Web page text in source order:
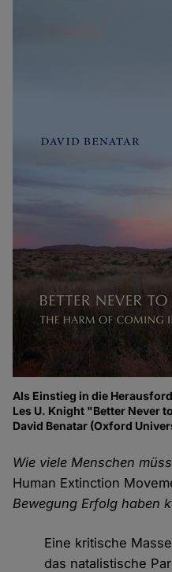
Als Einstieg in die
Les U. Knight "Better Never
David Benatar (Oxford
Wie viele Menschen
Human Extinction
Bewegung Erfolg haben
Eine kritische
das natalistische